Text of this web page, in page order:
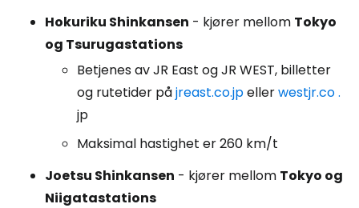
Hokuriku Shinkansen - kjører mellom Tokyo
og Tsurugastations
Betjenes av JR East og JR WEST, billetter
og rutetider påjreast.co.jpellerwestjr.co.
jp
Maksimal hastighet er 260 km/t
Joetsu Shinkansen - kjører mellom Tokyo og
Niigatastations